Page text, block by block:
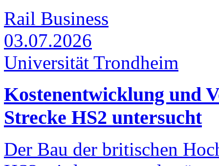
Rail Business
03.07.2026
Universität Trondheim
Kostenentwicklung und
Strecke HS2 untersucht
Der Bau der britischen